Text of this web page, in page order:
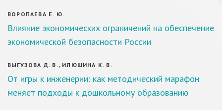
ВОРОПАЕВА Е. Ю.
Влияние экономических ограничений на обеспечение
экономической безопасности России
ВЫГУЗОВА Д. В., ИЛЮШИНА К. В.
От игры к инженерии: как методический марафон
меняет подходы к дошкольному образованию